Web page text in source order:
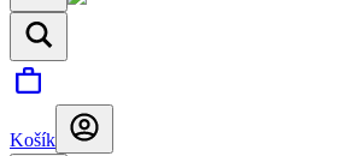
Košík